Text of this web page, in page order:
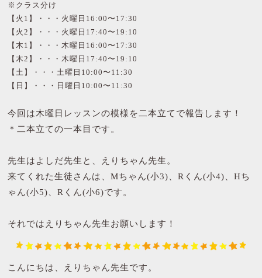
※クラス分け
【火1】・・・火曜日16:00〜17:30
【火2】・・・火曜日17:40〜19:10
【木1】・・・木曜日16:00〜17:30
【木2】・・・木曜日17:40〜19:10
【土】・・・土曜日10:00〜11:30
【日】・・・日曜日10:00〜11:30
今回は木曜日レッスンの模様を二本立てで報告します！
＊二本立ての一本目です。
先生はよしだ先生と、えりちゃん先生。
来てくれた生徒さんは、Mちゃん(小3)、Rくん(小4)、Hち
ゃん(小5)、Rくん(小6)です。
それではえりちゃん先生お願いします！
こんにちは、えりちゃん先生です。